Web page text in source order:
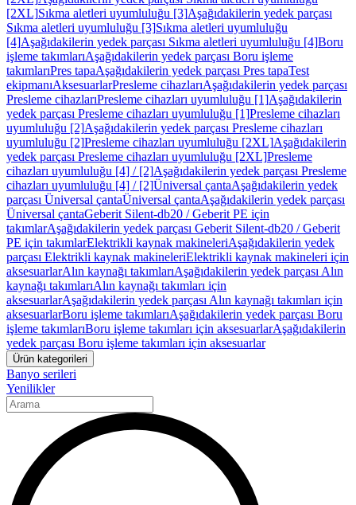
[2XL]Sıkma aletleri uyumluluğu [3]Aşağıdakilerin yedek parçası
Sıkma aletleri uyumluluğu [3]Sıkma aletleri uyumluluğu
[4]Aşağıdakilerin yedek parçası Sıkma aletleri uyumluluğu [4]Boru
işleme takımlarıAşağıdakilerin yedek parçası Boru işleme
takımlarıPres tapaAşağıdakilerin yedek parçası Pres tapaTest
ekipmanıAksesuarlarPresleme cihazlarıAşağıdakilerin yedek parçası
Presleme cihazlarıPresleme cihazları uyumluluğu [1]Aşağıdakilerin
yedek parçası Presleme cihazları uyumluluğu [1]Presleme cihazları
uyumluluğu [2]Aşağıdakilerin yedek parçası Presleme cihazları
uyumluluğu [2]Presleme cihazları uyumluluğu [2XL]Aşağıdakilerin
yedek parçası Presleme cihazları uyumluluğu [2XL]Presleme
cihazları uyumluluğu [4] / [2]Aşağıdakilerin yedek parçası Presleme
cihazları uyumluluğu [4] / [2]Üniversal çantaAşağıdakilerin yedek
parçası Üniversal çantaÜniversal çantaAşağıdakilerin yedek parçası
Üniversal çantaGeberit Silent-db20 / Geberit PE için
takımlarAşağıdakilerin yedek parçası Geberit Silent-db20 / Geberit
PE için takımlarElektrikli kaynak makineleriAşağıdakilerin yedek
parçası Elektrikli kaynak makineleriElektrikli kaynak makineleri için
aksesuarlarAlın kaynağı takımlarıAşağıdakilerin yedek parçası Alın
kaynağı takımlarıAlın kaynağı takımları için
aksesuarlarAşağıdakilerin yedek parçası Alın kaynağı takımları için
aksesuarlarBoru işleme takımlarıAşağıdakilerin yedek parçası Boru
işleme takımlarıBoru işleme takımları için aksesuarlarAşağıdakilerin
yedek parçası Boru işleme takımları için aksesuarlar
Ürün kategorileri
Banyo serileri
Yenilikler